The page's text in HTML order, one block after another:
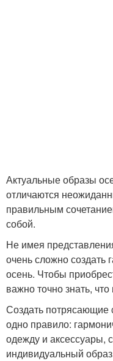
Актуальные образы
отличаются
правильным
собой.
Не имея
очень сложно создать
осень. Чтобы
важно точно знать,
Создать потрясающие
одно правило:
одежду и аксессуары,
индивидуальный